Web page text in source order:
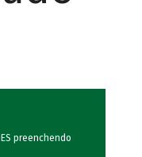
preenchendo